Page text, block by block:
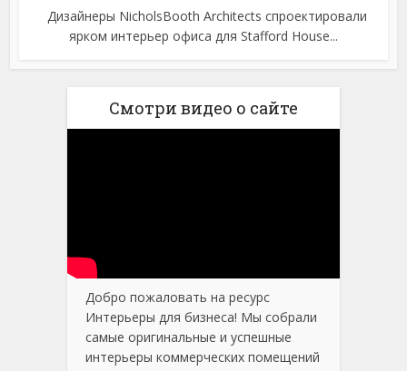
Дизайнеры NicholsBooth Architects спроектировали
ярком интерьер офиса для Stafford House...
Смотри видео о сайте
Добро пожаловать на ресурс
Интерьеры для бизнеса! Мы собрали
самые оригинальные и успешные
интерьеры коммерческих помещений